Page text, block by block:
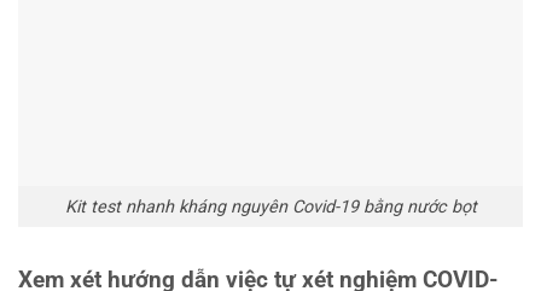
Kit test nhanh kháng nguyên Covid-19 bằng nước bọt
Xem xét hướng dẫn việc tự xét nghiệm COVID-